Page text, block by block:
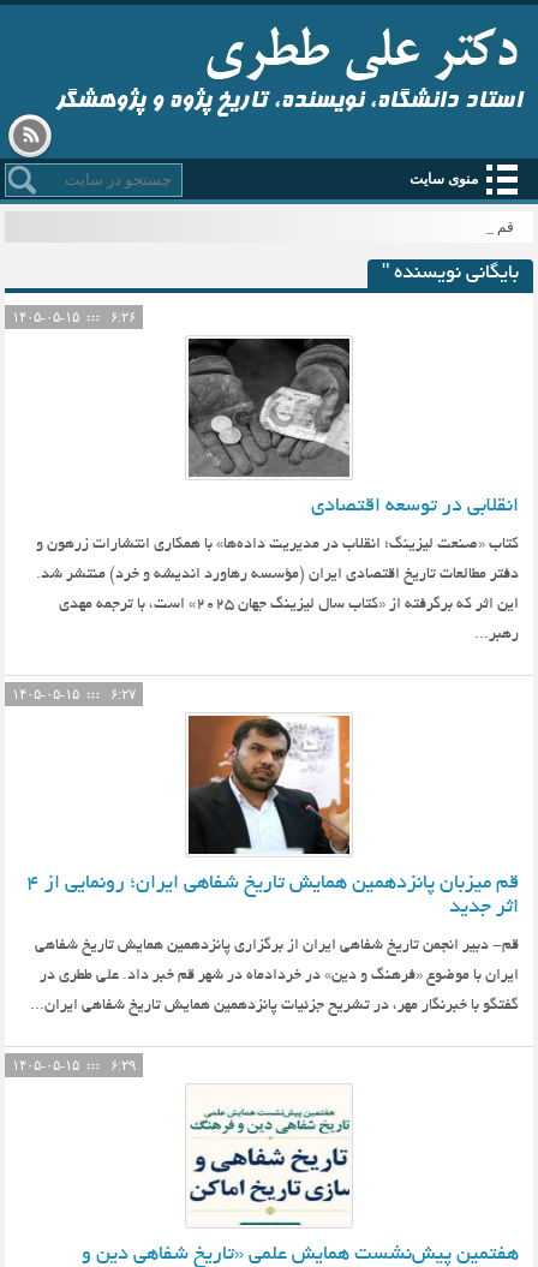
استاد دانشگاه، نویسنده، تاریخ پژوه و پژوهشگر
منوی سایت
قم می_
بایگانی نویسنده "
۶:۲۶
انقلابی در توسعه اقتصادی
کتاب «صنعت لیزینگ؛ انقلاب در مدیریت داده‌ها» با همکاری انتشارات زرهون و
دفتر مطالعات تاریخ اقتصادی ایران (مؤسسه رهاورد اندیشه و خرد) منتشر شد.
این اثر که برگرفته از «کتاب سال لیزینگ جهان ۲۰۲۵» است، با ترجمه مهدی
رهبر...
۶:۲۷
قم میزبان پانزدهمین همایش تاریخ شفاهی ایران؛ رونمایی از ۴
اثر جدید
قم- دبیر انجمن تاریخ شفاهی ایران از برگزاری پانزدهمین همایش تاریخ شفاهی
ایران با موضوع «فرهنگ و دین» در خردادماه در شهر قم خبر داد. علی ططری در
گفتگو با خبرنگار مهر، در تشریح جزئیات پانزدهمین همایش تاریخ شفاهی ایران...
۶:۲۹
هفتمین پیش‌نشست همایش علمی «تاریخ شفاهی دین و